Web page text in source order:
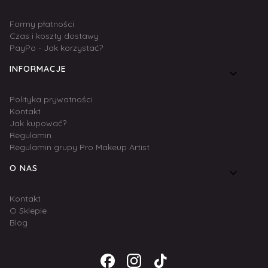
Formy płatności
Czas i koszty dostawy
PayPo - Jak korzystać?
INFORMACJE
Polityka prywatności
Kontakt
Jak kupować?
Regulamin
Regulamin grupy Pro Makeup Artist
O NAS
Kontakt
O Sklepie
Blog